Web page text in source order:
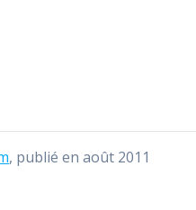
, publié en août 2011